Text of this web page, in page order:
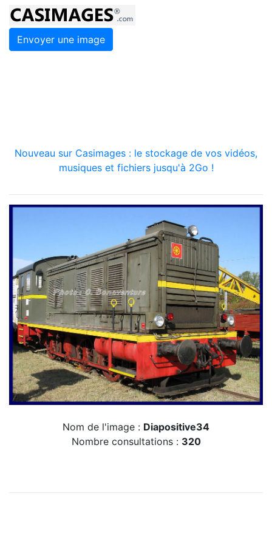
Envoyer une image
Nouveau sur Casimages : le stockage de vos vidéos,
musiques et fichiers jusqu'à 2Go !
Nom de l'image : Diapositive34
Nombre consultations : 320